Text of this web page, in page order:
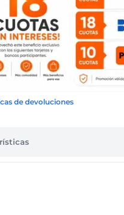
de devoluciones